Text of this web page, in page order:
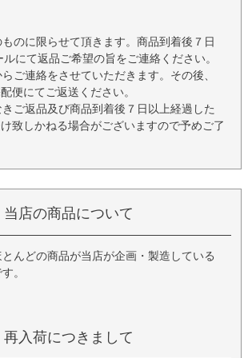
のに限らせて頂きます。商品到着後７日
にて返品ご希望の旨をご連絡ください。
ご連絡をさせていただきます。その後、
便にてご返送ください。
ご返品及び商品到着後７日以上経過した
致しかねる場合がございますので予めご了
当店の商品について
んどの商品が当店が企画・製造している
。
再入荷につきまして